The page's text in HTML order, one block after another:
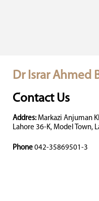
Dr Israr Ahmed
Contact Us
Addres: Markazi Anjuman
Lahore 36-K, Model Town,
Phone 042-35869501-3